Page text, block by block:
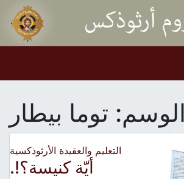
Main
الوسم:توما بيطار
التعليم والعقيدة الأرثوذكسية
أيّة كنيسة؟!.